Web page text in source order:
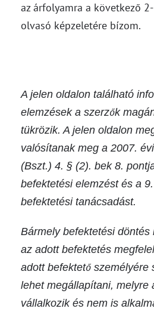
az árfolyamra a következő
olvasó képzeletére bízom.
A jelen oldalon található
elemzések a szerzők
tükrözik. A jelen oldalon
valósítanak meg a 2007.
(Bszt.) 4. § (2). bek 8.
befektetési elemzést és a
befektetési tanácsadást.
Bármely befektetési döntés
az adott befektetés
adott befektető személyére
lehet megállapítani, melyre
vállalkozik és nem is